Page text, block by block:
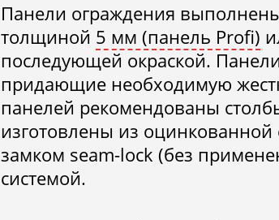
Панели ограждения
толщиной 5 мм (панель Profi)
последующей окраской.
придающие необходимую
панелей рекомендованы
изготовлены из
замком seam-lock (без
системой.